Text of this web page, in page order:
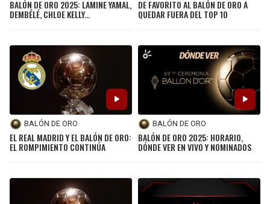
BALÓN DE ORO 2025: LAMINE YAMAL,
DEMBÉLÉ, CHLOE KELLY...
DE FAVORITO AL BALÓN DE ORO A
QUEDAR FUERA DEL TOP 10
BALÓN DE ORO
EL REAL MADRID Y EL BALÓN DE ORO:
EL ROMPIMIENTO CONTINÚA
BALÓN DE ORO
BALÓN DE ORO 2025: HORARIO,
DÓNDE VER EN VIVO Y NOMINADOS